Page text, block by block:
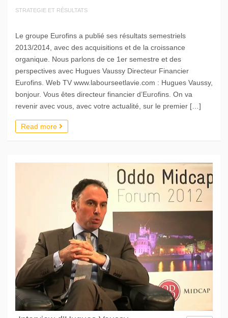
STRATEGIE ET RÉSULTATS
Le groupe Eurofins a publié ses résultats semestriels
2013/2014, avec des acquisitions et de la croissance
organique. Nous parlons de ce 1er semestre et des
perspectives avec Hugues Vaussy Directeur Financier
Eurofins. Web TV www.labourseetlavie.com : Hugues Vaussy,
bonjour. Vous êtes directeur financier d’Eurofins. On va
revenir avec vous, avec votre actualité, sur le premier […]
Read more